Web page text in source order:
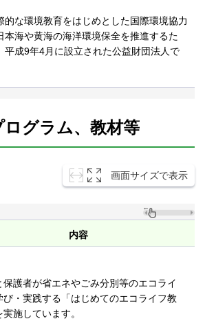
的な環境教育をはじめとした国際環境協力
本海や黄海の海洋環境保全を推進するた
平成9年4月に設立された公益財団法人で
ログラム、教材等
画面サイズで表示
内容
保護者が省エネやごみ分別等のエコライ
び・実践する「はじめてのエコライフ教
施しています。